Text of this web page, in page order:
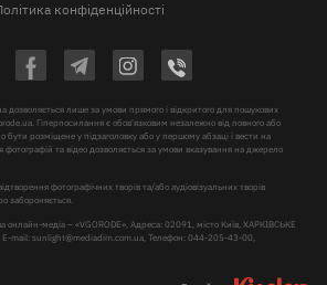
конфіденційності
дозволяється лише за умови прямого і відкритого для пошукових
Гіперпосилання є обов'язковим незалежно від повного або
бути розміщене у підзаголовку або у першому абзаці і вести на
та відео дозволяється за умови вказування на джерело
фотографічних творів та/або аудіовізуальних творів
забороняється.
онлайн-медіа – «VGORODE», Адреса: 02091, місто Київ, ХАРКІВСЬКЕ
mail:sunlight@mediadim.com.ua , Телефон: 044-205-43-00,